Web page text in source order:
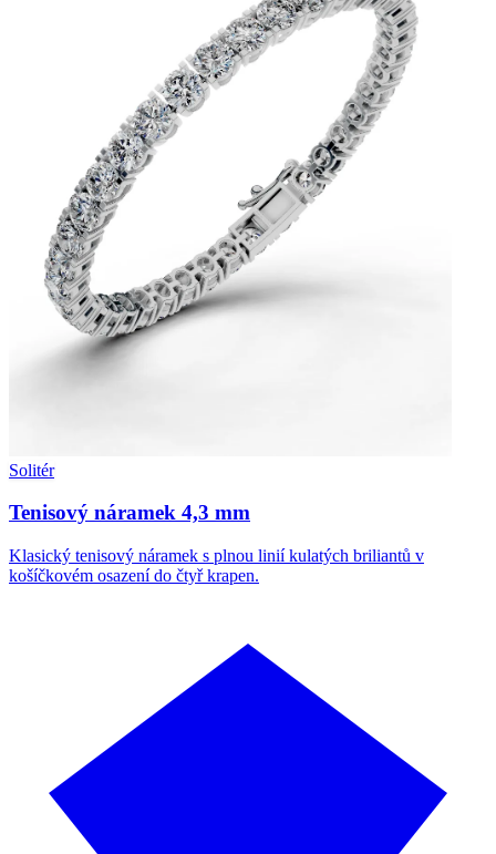
Solitér
Tenisový náramek 4,3 mm
Klasický tenisový náramek s plnou linií kulatých briliantů v
košíčkovém osazení do čtyř krapen.